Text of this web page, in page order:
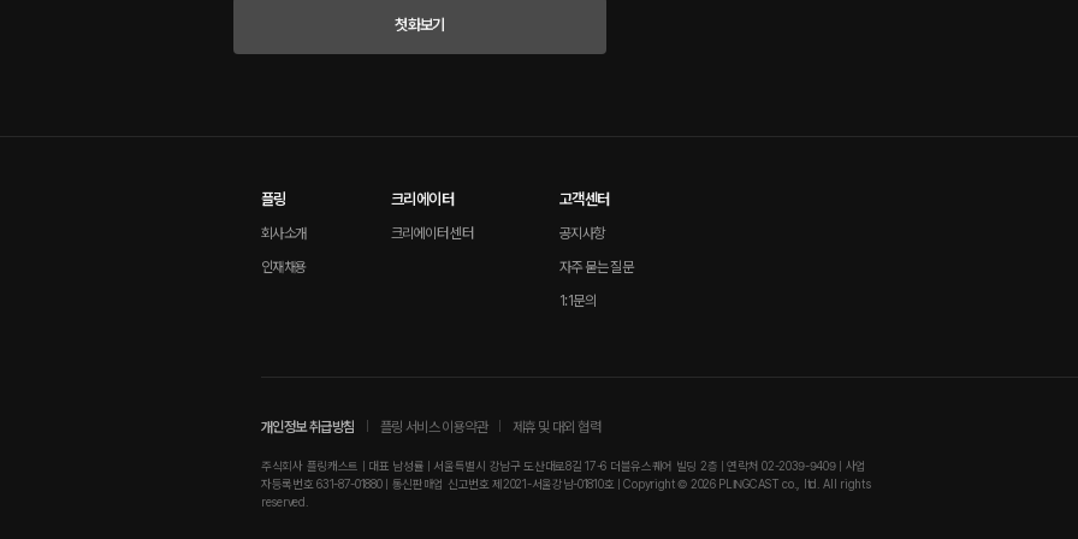
첫화보기
플링
회사소개
인재채용
크리에이터
크리에이터 센터
고객센터
공지사항
자주 묻는 질문
1:1문의
개인정보 취급방침 플링 서비스 이용약관 제휴 및 대외 협력
주식회사 플링캐스트 | 대표 남성률 | 서울특별시 강남구 도산대로8길 17-6 더블유스퀘어 빌딩 2층 | 연락처 02-2039-9409 | 사업
자등록번호 631-87-01880 | 통신판매업 신고번호 제2021-서울강남-01810호 | Copyright © 2026 PLINGCAST co., ltd. All rights
reserved.